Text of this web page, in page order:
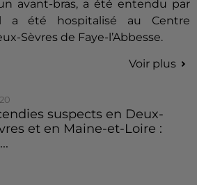
avant-bras, a été entendu par
a été hospitalisé au Centre
Sèvres de Faye-l’Abbesse.
Voir plus
suspects en Deux-
et en Maine-et-Loire :